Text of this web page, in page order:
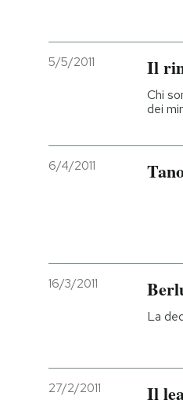
5/5/2011 Il
Chi
dei
6/4/2011
16/3/2011
La
27/2/2011 Il